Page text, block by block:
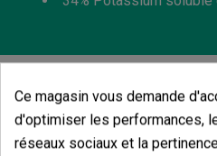
Vous
Ce magasin vous demande
d'optimiser les performances,
réseaux sociaux et la